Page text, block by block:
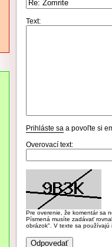
Text:
Prihláste sa a povoľte si
Overovací text:
Pre overenie, že komentár sa
Písmená musíte zadávať
obrázok". V texte sa používajú